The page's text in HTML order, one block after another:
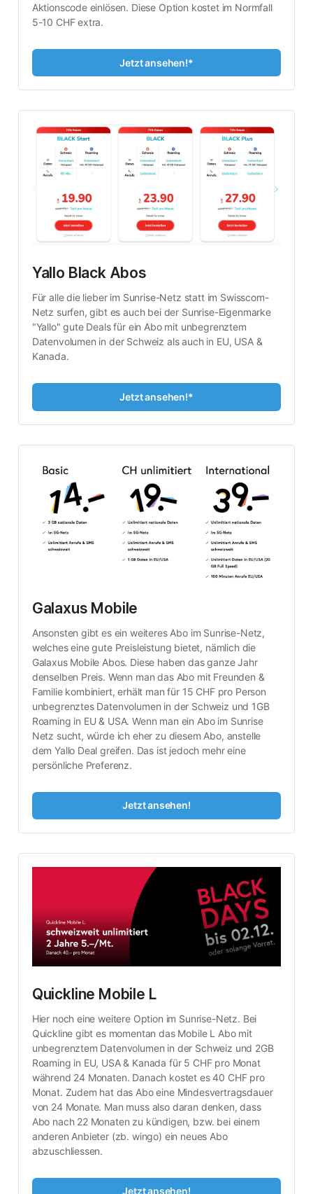
Aktionscode einlösen. Diese Option kostet im Normfall
5-10 CHF extra.
Jetzt ansehen!*
Yallo Black Abos
Für alle die lieber im Sunrise-Netz statt im Swisscom-
Netz surfen, gibt es auch bei der Sunrise-Eigenmarke
"Yallo" gute Deals für ein Abo mit unbegrenztem
Datenvolumen in der Schweiz als auch in EU, USA &
Kanada.
Jetzt ansehen!*
Galaxus Mobile
Ansonsten gibt es ein weiteres Abo im Sunrise-Netz,
welches eine gute Preisleistung bietet, nämlich die
Galaxus Mobile Abos. Diese haben das ganze Jahr
denselben Preis. Wenn man das Abo mit Freunden &
Familie kombiniert, erhält man für 15 CHF pro Person
unbegrenztes Datenvolumen in der Schweiz und 1GB
Roaming in EU & USA. Wenn man ein Abo im Sunrise
Netz sucht, würde ich eher zu diesem Abo, anstelle
dem Yallo Deal greifen. Das ist jedoch mehr eine
persönliche Preferenz.
Jetzt ansehen!
Quickline Mobile L
Hier noch eine weitere Option im Sunrise-Netz. Bei
Quickline gibt es momentan das Mobile L Abo mit
unbegrenztem Datenvolumen in der Schweiz und 2GB
Roaming in EU, USA & Kanada für 5 CHF pro Monat
während 24 Monaten. Danach kostet es 40 CHF pro
Monat. Zudem hat das Abo eine Mindesvertragsdauer
von 24 Monate. Man muss also daran denken, dass
Abo nach 22 Monaten zu kündigen, bzw. bei einem
anderen Anbieter (zb. wingo) ein neues Abo
abzuschliessen.
Jetzt ansehen!